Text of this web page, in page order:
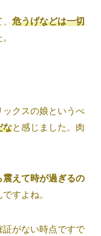
危うげなどは一切
ックスの娘というべ
なと感じました。肉
震えて時が過ぎるの
すよね。
がない時点ですで